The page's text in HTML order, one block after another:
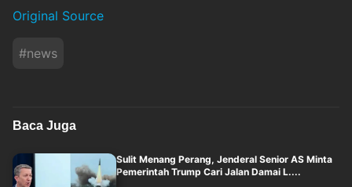
Original Source
#news
Baca Juga
Sulit Menang Perang, Jenderal Senior AS Minta
Pemerintah Trump Cari Jalan Damai L....